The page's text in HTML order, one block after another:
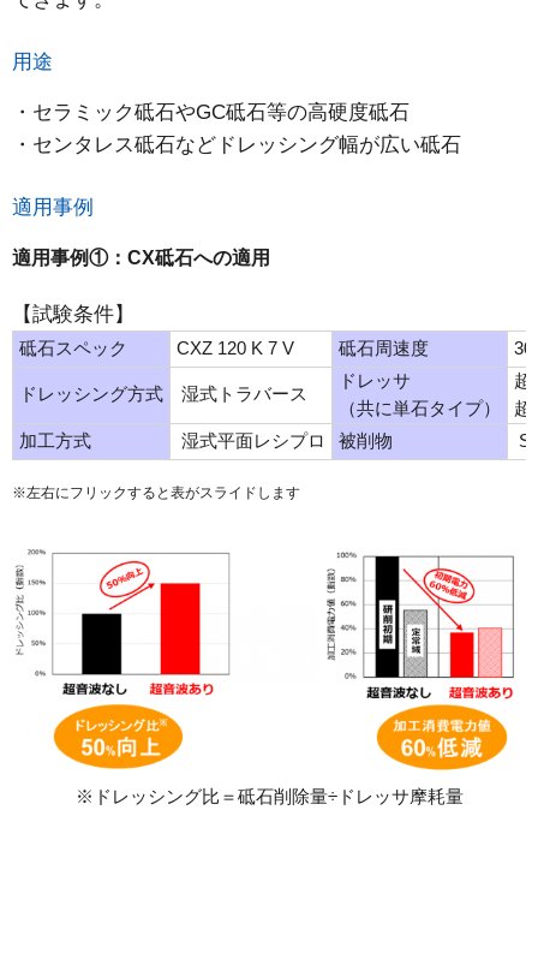
用途
・セラミック砥石やGC砥石等の高硬度砥石
・センタレス砥石などドレッシング幅が広い砥石
適用事例
適用事例①：CX砥石への適用
【試験条件】
砥石スペック CXZ 120 K 7 V 砥石周速度
ドレッシング方式 湿式トラバース
ドレッサ
（共に単石タイプ）
超
超
加工方式
湿式平面レシプロ 被削物
※左右にフリックすると表がスライドします
※ドレッシング比＝砥石削除量÷ドレッサ摩耗量